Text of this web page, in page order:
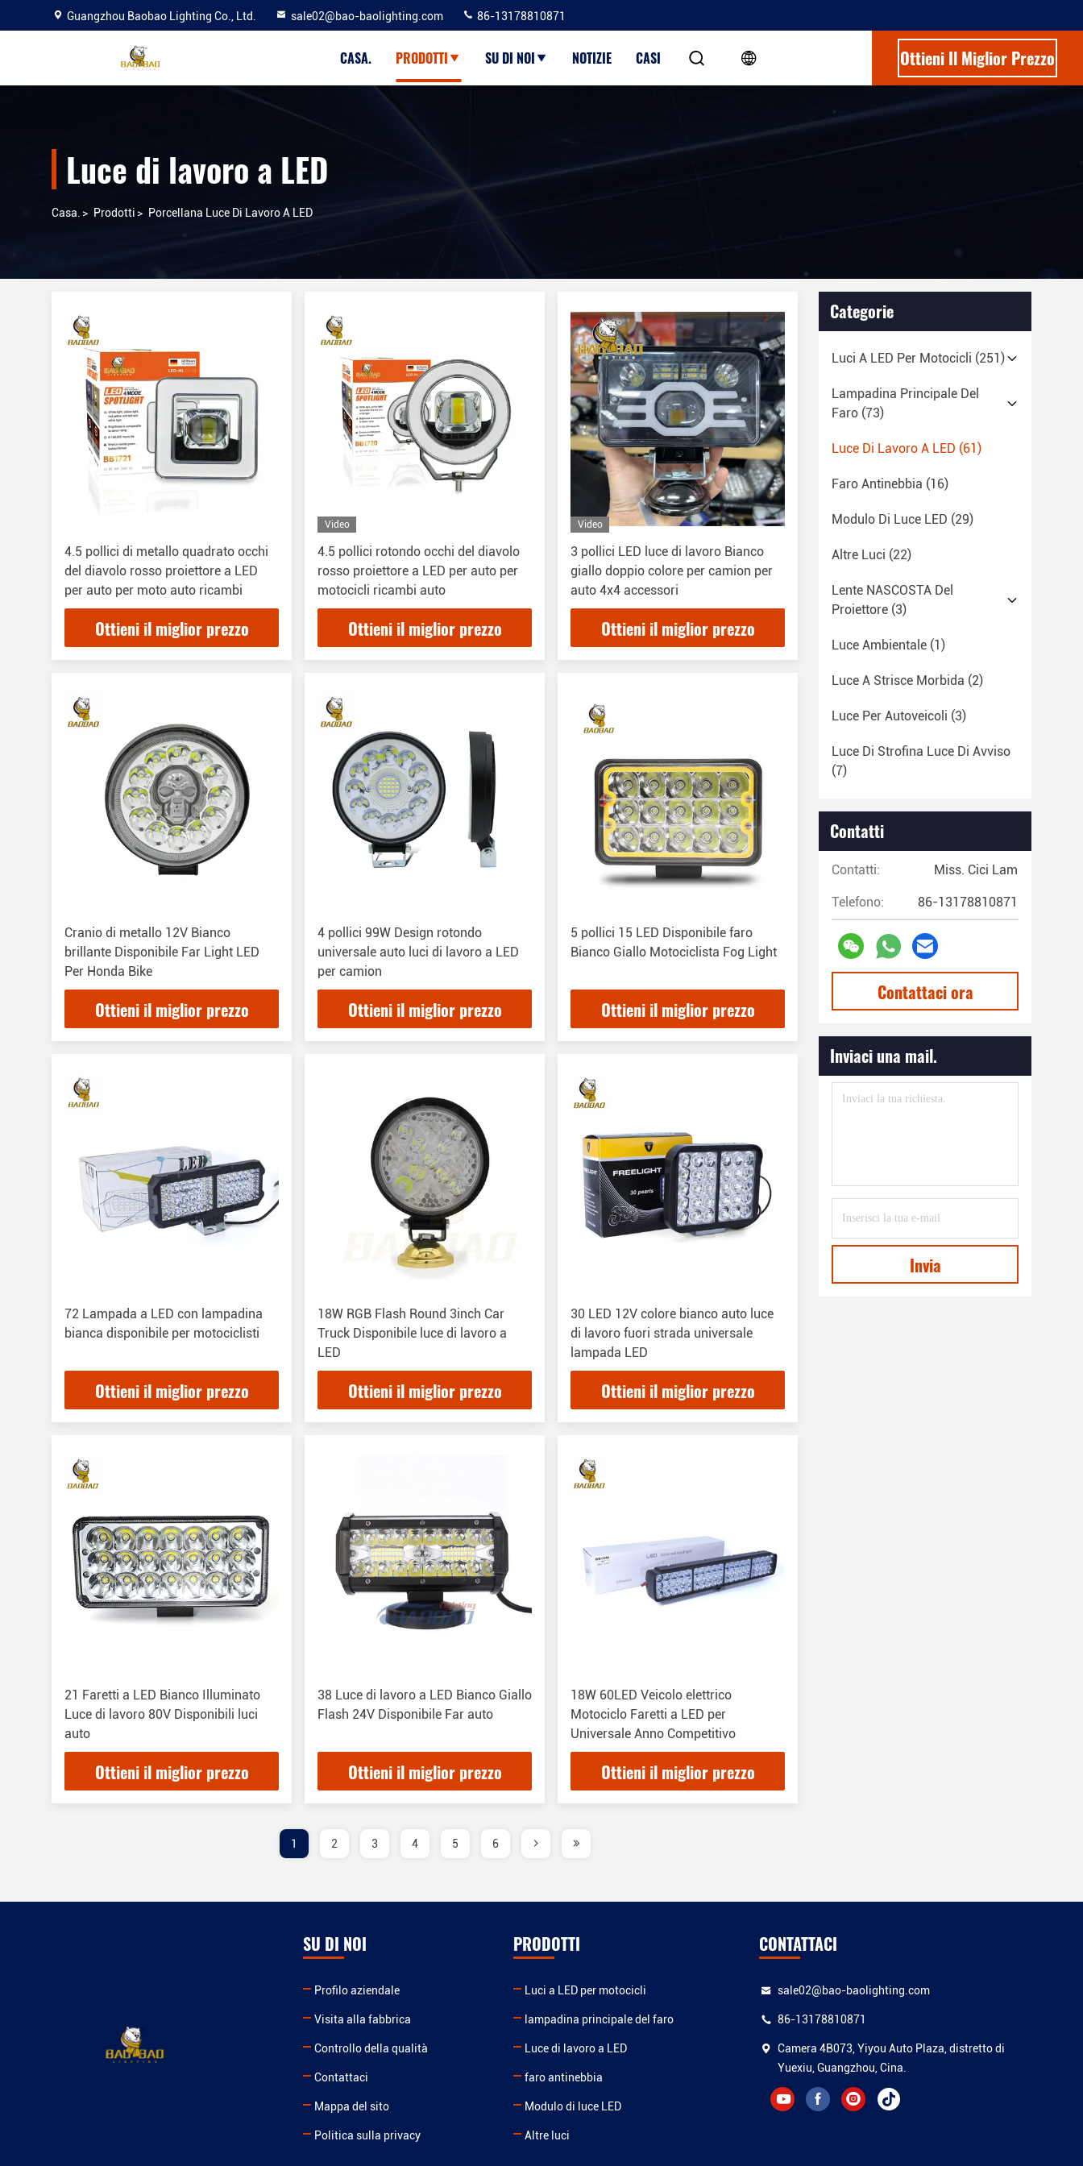
Guangzhou Baobao Lighting Co., Ltd. sale02@bao-baolighting.com 86-13178810871
CASA. PRODOTTI SU DI NOI NOTIZIE CASI Ottieni Il Miglior Prezzo
Luce di lavoro a LED
Casa. > Prodotti > Porcellana Luce Di Lavoro A LED
4.5 pollici di metallo quadrato occhi
del diavolo rosso proiettore a LED
per auto per moto auto ricambi
Ottieni il miglior prezzo
Video
4.5 pollici rotondo occhi del diavolo
rosso proiettore a LED per auto per
motocicli ricambi auto
Ottieni il miglior prezzo
Video
3 pollici LED luce di lavoro Bianco
giallo doppio colore per camion per
auto 4x4 accessori
Ottieni il miglior prezzo
Cranio di metallo 12V Bianco
brillante Disponibile Far Light LED
Per Honda Bike
Ottieni il miglior prezzo
4 pollici 99W Design rotondo
universale auto luci di lavoro a LED
per camion
Ottieni il miglior prezzo
5 pollici 15 LED Disponibile faro
Bianco Giallo Motociclista Fog Light
Ottieni il miglior prezzo
72 Lampada a LED con lampadina
bianca disponibile per motociclisti
Ottieni il miglior prezzo
18W RGB Flash Round 3inch Car
Truck Disponibile luce di lavoro a
LED
Ottieni il miglior prezzo
30 LED 12V colore bianco auto luce
di lavoro fuori strada universale
lampada LED
Ottieni il miglior prezzo
21 Faretti a LED Bianco Illuminato
Luce di lavoro 80V Disponibili luci
auto
Ottieni il miglior prezzo
38 Luce di lavoro a LED Bianco Giallo
Flash 24V Disponibile Far auto
Ottieni il miglior prezzo
18W 60LED Veicolo elettrico
Motociclo Faretti a LED per
Universale Anno Competitivo
Ottieni il miglior prezzo
Categorie
Luci A LED Per Motocicli (251)
Lampadina Principale Del
Faro (73)
Luce Di Lavoro A LED (61)
Faro Antinebbia (16)
Modulo Di Luce LED (29)
Altre Luci (22)
Lente NASCOSTA Del
Proiettore (3)
Luce Ambientale (1)
Luce A Strisce Morbida (2)
Luce Per Autoveicoli (3)
Luce Di Strofina Luce Di Avviso
(7)
Contatti
Contatti: Miss. Cici Lam
Telefono: 86-13178810871
Contattaci ora
Inviaci una mail.
Invia
1 2 3 4 5 6
SU DI NOI
Profilo aziendale
Visita alla fabbrica
Controllo della qualità
Contattaci
Mappa del sito
Politica sulla privacy
PRODOTTI
Luci a LED per motocicli
lampadina principale del faro
Luce di lavoro a LED
faro antinebbia
Modulo di luce LED
Altre luci
CONTATTACI
sale02@bao-baolighting.com
86-13178810871
Camera 4B073, Yiyou Auto Plaza, distretto di
Yuexiu, Guangzhou, Cina.